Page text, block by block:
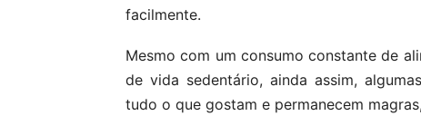
facilmente.
Mesmo com um consumo constante de
de vida sedentário, ainda assim,
tudo o que gostam e permanecem